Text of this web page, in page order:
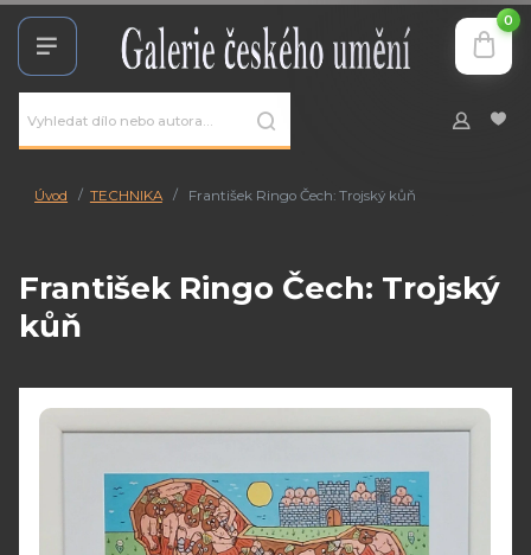
0
Úvod TECHNIKA František Ringo Čech: Trojský kůň
František Ringo Čech: Trojský
kůň